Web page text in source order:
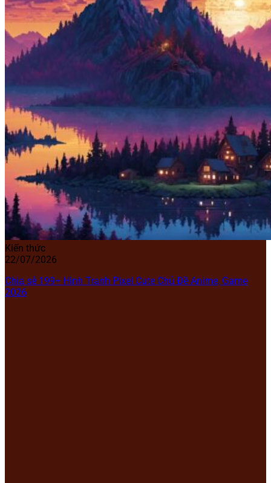
Kiến thức
22/07/2026
Chia sẻ 199+ Hình Tranh Pixel Cute Chủ Đề Anime, Game
2026